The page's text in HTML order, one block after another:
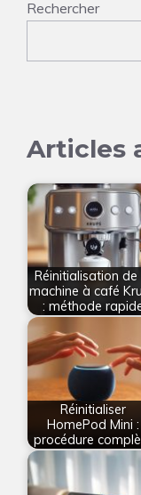
Rechercher
Articles
Réinitialisation de
machine à café
: méthode
Réinitialiser
HomePod Mini :
procédure